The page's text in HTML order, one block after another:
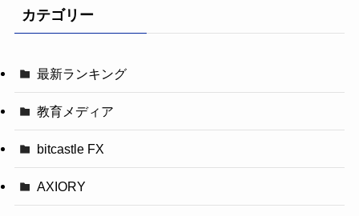
カテゴリー
最新ランキング
教育メディア
bitcastle FX
AXIORY